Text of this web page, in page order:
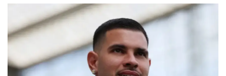
05/08/2026 14:37